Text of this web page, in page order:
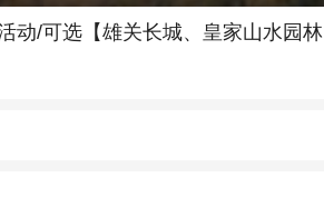
动/可选【雄关长城、皇家山水园